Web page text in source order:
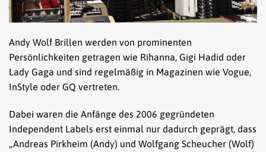
Andy Wolf Brillen werden von prominenten
Persönlichkeiten getragen wie Rihanna, Gigi Hadid oder
Lady Gaga und sind regelmäßig in Magazinen wie Vogue,
InStyle oder GQ vertreten.
Dabei waren die Anfänge des 2006 gegründeten
Independent Labels erst einmal nur dadurch geprägt, dass
„Andreas Pirkheim (Andy) und Wolfgang Scheucher (Wolf)